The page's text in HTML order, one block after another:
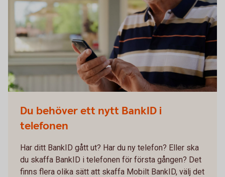
Du behöver ett nytt BankID i
telefonen
Har ditt BankID gått ut? Har du ny telefon? Eller ska
du skaffa BankID i telefonen för första gången? Det
finns flera olika sätt att skaffa Mobilt BankID, välj det